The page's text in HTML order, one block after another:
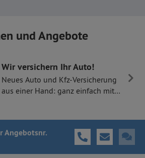
und Angebote
Wir versichern Ihr Auto!
Neues Auto und Kfz-Versicherung
aus einer Hand: ganz einfach mit
Angebotsnr.